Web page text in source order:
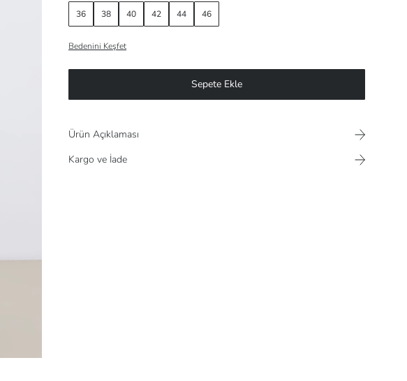
36 38 40 42 44 46
Bedenini Keşfet
Sepete Ekle
Ürün Açıklaması
Kargo ve İade